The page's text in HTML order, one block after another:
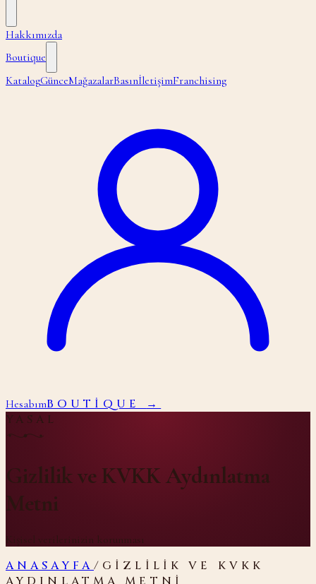
Hakkımızda
Boutique
KatalogGünceMağazalarBasınİletişimFranchising
HesabımBOUTIQUE
→
YASAL
Gizlilik ve KVKK Aydınlatma
Metni
Kişisel verilerinizin korunması
ANASAYFA / GIZLILIK VE KVKK